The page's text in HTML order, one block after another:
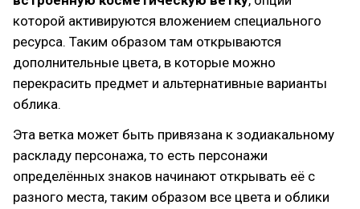
которой активируются вложением специального
ресурса. Таким образом там открываются
дополнительные цвета, в которые можно
перекрасить предмет и альтернативные варианты
облика.
Эта ветка может быть привязана к зодиакальному
раскладу персонажа, то есть персонажи
определённых знаков начинают открывать её с
разного места, таким образом все цвета и облики